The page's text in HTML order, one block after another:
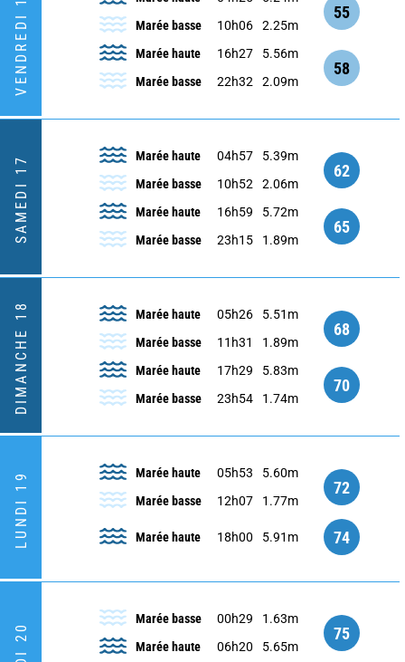
VENDREDI 16
Marée basse
10h06 2.25m
55
Marée haute 16h27
5.56m
Marée basse
22h32 2.09m
58
SAMEDI 17 Marée haute 04h57
5.39m
Marée basse
10h52 2.06m
62
Marée haute 16h59
5.72m
Marée basse
23h15 1.89m
65
DIMANCHE 18 Marée haute 05h26
5.51m
Marée basse
11h31 1.89m
68
Marée haute 17h29
5.83m
Marée basse
23h54 1.74m
70
LUNDI 19 Marée haute 05h53
5.60m
Marée basse
12h07 1.77m
72
Marée haute 18h00 5.91m 74
Marée basse 00h29
1.63m
Marée haute
06h20 5.65m
75